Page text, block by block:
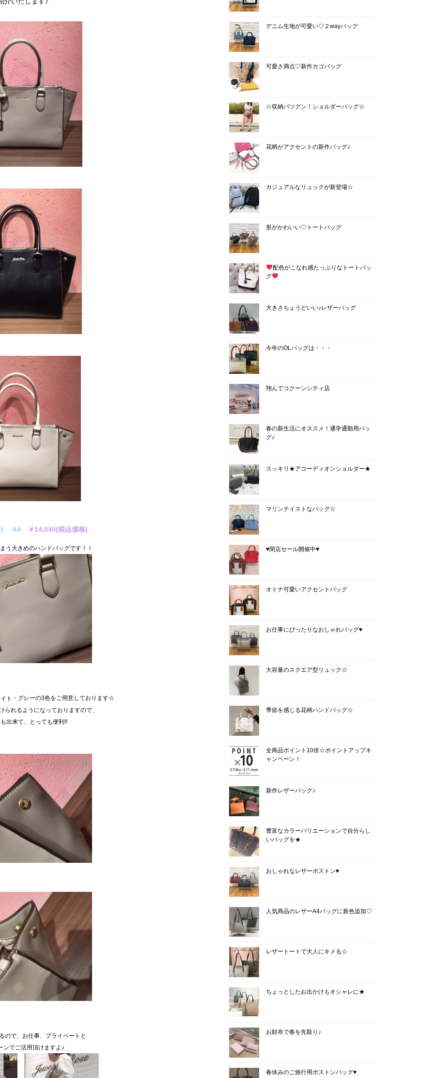
ト A4 ￥14,040(税込価格)
う大きめのハンドバッグです！！
ト
・グレーの3色をご用意しております☆
られるようになっておりますので、
出来て、とっても便利!!
ので、お仕事、プライベートと
ンでご活用頂けますよ♪
デニム生地が可愛い♡２wayバッグ
可愛さ満点♡新作カゴバッグ
☆収納バツグン！ショルダーバッグ☆
花柄がアクセントの新作バッグ♪
カジュアルなリュックが新登場☆
形がかわいい♡トートバッグ
配色がこなれ感たっぷりなトートバッ
グ
大きさちょうどいい♪レザーバッグ
今年のOLバッグは・・・
翔んでコクーンシティ店
春の新生活にオススメ！通学通勤用バッ
グ♪
スッキリ★アコーディオンショルダー★
マリンテイストなバッグ☆
♥閉店セール開催中♥
オトナ可愛いアクセントバッグ
お仕事にぴったりなおしゃれバッグ♥
大容量のスクエア型リュック☆
季節を感じる花柄ハンドバッグ☆
全商品ポイント10倍☆ポイントアップキ
ャンペーン！
新作レザーバッグ♪
豊富なカラーバリエーションで自分らし
いバッグを★
おしゃれなレザーボストン♥
人気商品のレザーA4バッグに新色追加♡
レザートートで大人にキメる☆
ちょっとしたお出かけもオシャレに★
お財布で春を先取り♪
春休みのご旅行用ボストンバッグ♥